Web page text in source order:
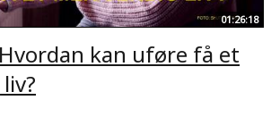
01:26:18
Hvordan kan uføre få et